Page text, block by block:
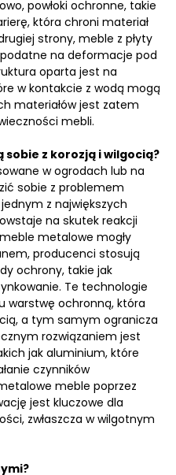
powłoki ochronne, takie
która chroni materiał
strony, meble z płyty
podatne na deformacje pod
oparta jest na
w kontakcie z wodą mogą
materiałów jest zatem
mebli.
z korozją i wilgocią?
w ogrodach lub na
sobie z problemem
z największych
na skutek reakcji
metalowe mogły
producenci stosują
ochrony, takie jak
Te technologie
warstwę ochronną, która
a tym samym ogranicza
rozwiązaniem jest
jak aluminium, które
czynników
meble poprzez
jest kluczowe dla
zwłaszcza w wilgotnym